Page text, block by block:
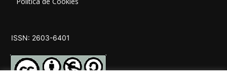
ISSN: 2603-6401